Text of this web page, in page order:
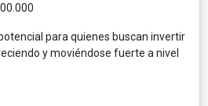
para quienes buscan invertir
y moviéndose fuerte a nivel